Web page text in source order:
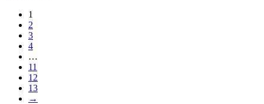
1
2
3
4
…
11
12
13
→